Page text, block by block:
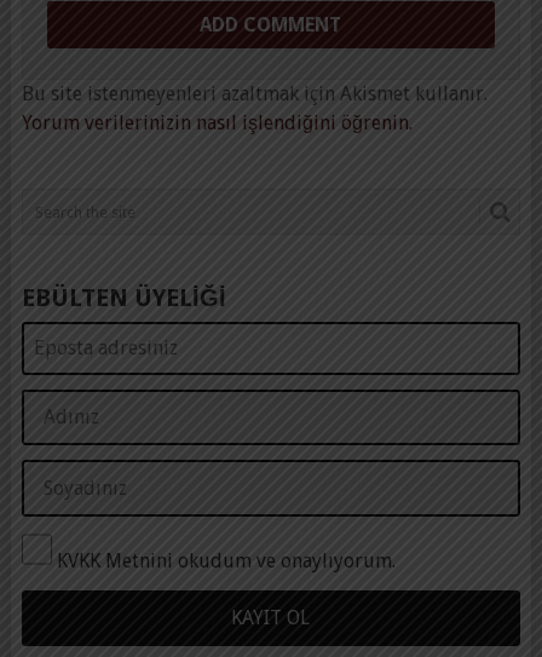
Bu site istenmeyenleri azaltmak için Akismet kullanır.
Yorum verilerinizin nasıl işlendiğini öğrenin.
EBÜLTEN ÜYELİĞİ
KVKK Metnini okudum ve onaylıyorum.